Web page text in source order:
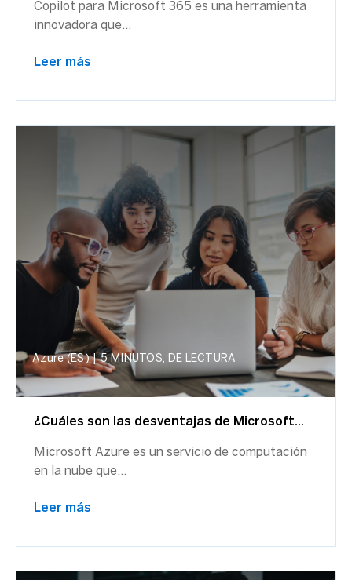
Copilot para Microsoft 365 es una herramienta
innovadora que...
Leer más
Azure (ES) | 5 MINUTOS, DE LECTURA
¿Cuáles son las desventajas de Microsoft...
Microsoft Azure es un servicio de computación
en la nube que...
Leer más